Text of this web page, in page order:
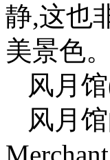
静,这也
美景色。
风月
风月